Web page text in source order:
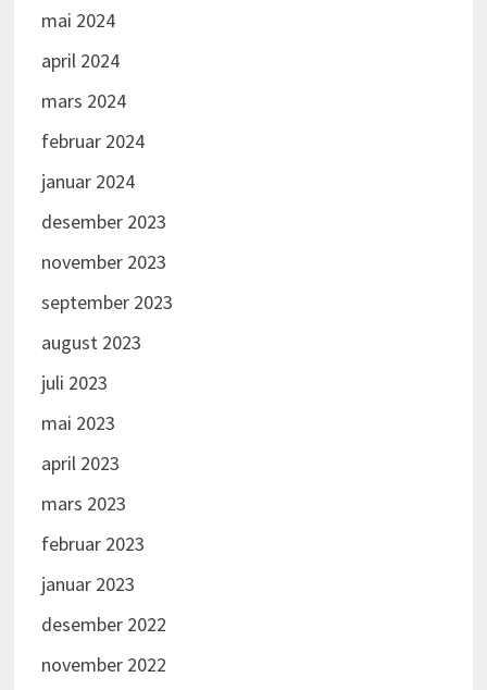
mai 2024
april 2024
mars 2024
februar 2024
januar 2024
desember 2023
november 2023
september 2023
august 2023
juli 2023
mai 2023
april 2023
mars 2023
februar 2023
januar 2023
desember 2022
november 2022